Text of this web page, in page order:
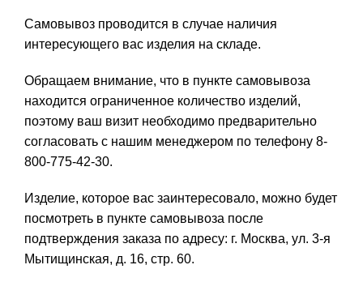
Самовывоз проводится в случае наличия
интересующего вас изделия на складе.
Обращаем внимание, что в пункте самовывоза
находится ограниченное количество изделий,
поэтому ваш визит необходимо предварительно
согласовать с нашим менеджером по телефону 8-
800-775-42-30.
Изделие, которое вас заинтересовало, можно будет
посмотреть в пункте самовывоза после
подтверждения заказа по адресу: г. Москва, ул. 3-я
Мытищинская, д. 16, стр. 60.